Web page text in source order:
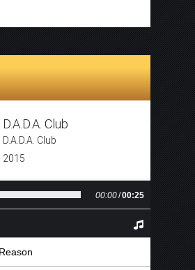
D.A.D.A. Club
D.A.D.A. Club
2015
00:00/00:25